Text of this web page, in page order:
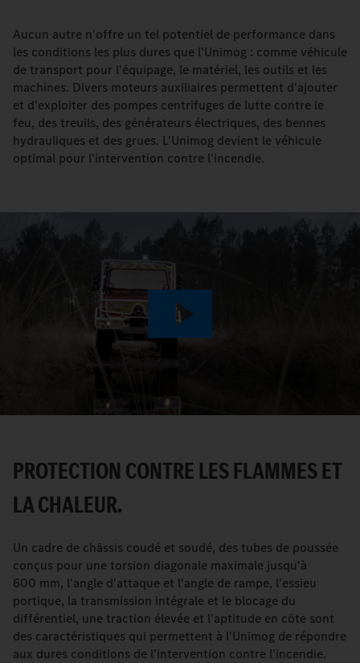
Aucun autre n'offre un tel potentiel de performance dans
les conditions les plus dures que l'Unimog : comme véhicule
de transport pour l'équipage, le matériel, les outils et les
machines. Divers moteurs auxiliaires permettent d'ajouter
et d'exploiter des pompes centrifuges de lutte contre le
feu, des treuils, des générateurs électriques, des bennes
hydrauliques et des grues. L'Unimog devient le véhicule
optimal pour l'intervention contre l'incendie.
Play
PROTECTION CONTRE LES FLAMMES ET
LA CHALEUR.
Un cadre de châssis coudé et soudé, des tubes de poussée
conçus pour une torsion diagonale maximale jusqu'à
600 mm, l'angle d'attaque et l'angle de rampe, l'essieu
portique, la transmission intégrale et le blocage du
différentiel, une traction élevée et l'aptitude en côte sont
des caractéristiques qui permettent à l'Unimog de répondre
aux dures conditions de l'intervention contre l'incendie.